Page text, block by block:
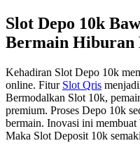
Slot Depo 10k
Bermain Hiburan
Kehadiran Slot Depo 10k
online. Fitur Slot Qris
Bermodalkan Slot 10k,
premium. Proses Depo 10k
bermain. Inovasi ini membuat
Maka Slot Deposit 10k